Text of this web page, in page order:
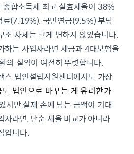
종합소득세 최고 실효세율이 38%
료(7.19%), 국민연금(9.5%) 부담
조 자체는 크게 변하지 않았습니다.
하는 사업자라면 세금과 4대보험을
의 실익이 여전히 뚜렷합니다.
스 법인설립지원센터에서도 가장
도 법인으로 바꾸는 게 유리한가
지만 실제 손에 남는 금액이 기대
자라면, 단순 세율 비교가 아니라
입니다.